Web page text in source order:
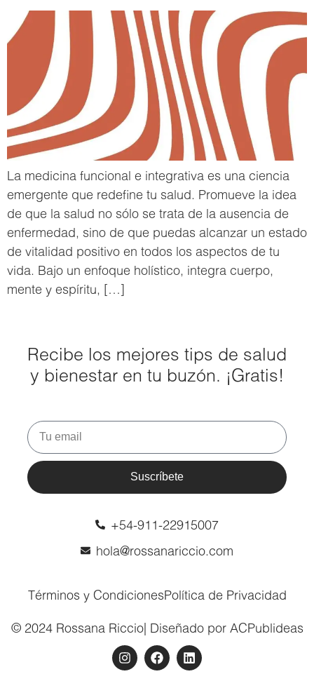
La medicina funcional e integrativa es una ciencia
emergente que redefine tu salud. Promueve la idea
de que la salud no sólo se trata de la ausencia de
enfermedad, sino de que puedas alcanzar un estado
de vitalidad positivo en todos los aspectos de tu
vida. Bajo un enfoque holístico, integra cuerpo,
mente y espíritu, […]
Recibe los mejores tips de salud
y bienestar en tu buzón. ¡Gratis!
Suscríbete
+54-911-22915007
hola@rossanariccio.com
Términos y CondicionesPolítica de Privacidad
© 2024 Rossana Riccio| Diseñado por ACPublideas